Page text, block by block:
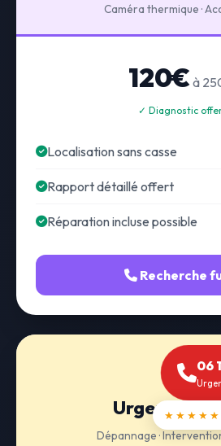
Caméra thermique ·
120€ à
✓ Diagnostic
Localisation sans casse
Rapport détaillé offert
Réparation incluse possible
Recherche
Urgence
Dépannage ·
06
★★★★★